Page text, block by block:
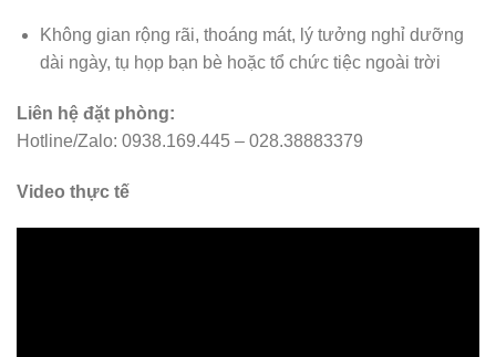
Không gian rộng rãi, thoáng mát, lý tưởng nghỉ dưỡng
dài ngày, tụ họp bạn bè hoặc tổ chức tiệc ngoài trời
Liên hệ đặt phòng:
Hotline/Zalo: 0938.169.445 – 028.38883379
Video thực tế